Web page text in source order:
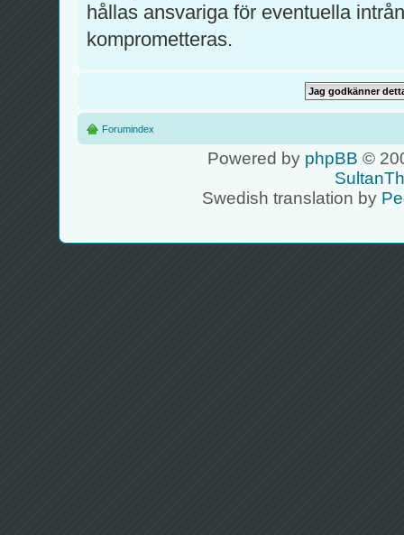
hållas ansvariga för eventuella
komprometteras.
Forumindex
Powered by phpBB ©
Swedish translation by